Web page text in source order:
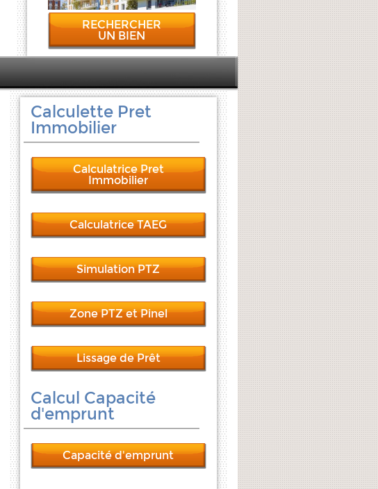
RECHERCHER
UN BIEN
Calculette Pret
Immobilier
Calculatrice Pret
Immobilier
Calculatrice TAEG
Simulation PTZ
Zone PTZ et Pinel
Lissage de Prêt
Calcul Capacité
d'emprunt
Capacité d'emprunt